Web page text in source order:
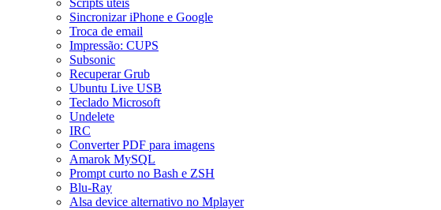
Scripts úteis
Sincronizar iPhone e Google
Troca de email
Impressão: CUPS
Subsonic
Recuperar Grub
Ubuntu Live USB
Teclado Microsoft
Undelete
IRC
Converter PDF para imagens
Amarok MySQL
Prompt curto no Bash e ZSH
Blu-Ray
Alsa device alternativo no Mplayer